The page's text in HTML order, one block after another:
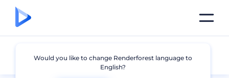
Tenis
Would you like to change Renderforest language to
English?